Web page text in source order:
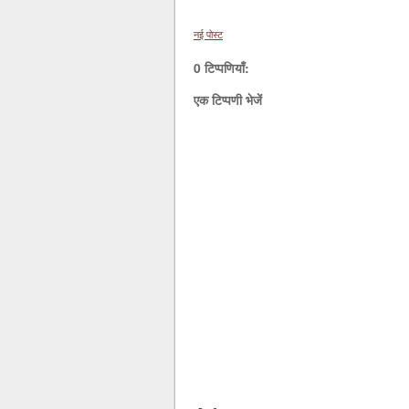
नई पोस्ट
0 टिप्पणियाँ:
एक टिप्पणी भेजें